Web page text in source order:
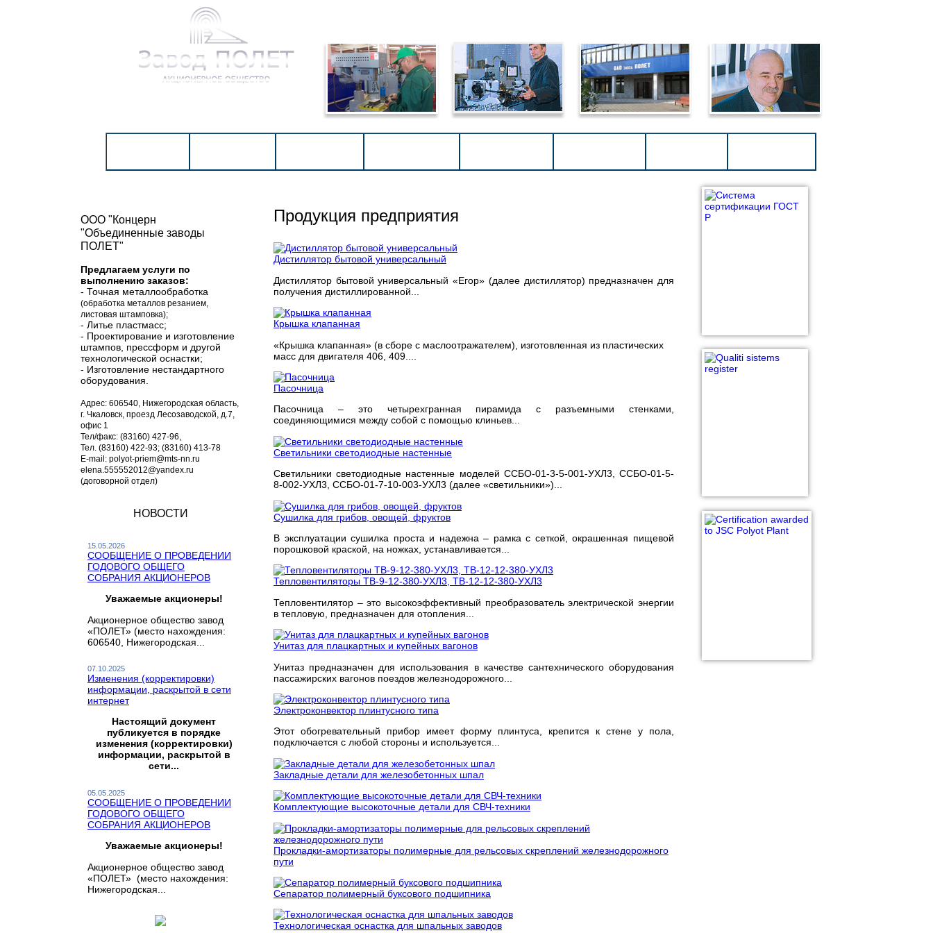
ООО "Концерн
"Объединенные заводы
ПОЛЕТ"
Предлагаем услуги по
выполнению заказов:
- Точная металлообработка
(обработка металлов резанием,
листовая штамповка);
- Литье пластмасс;
- Проектирование и изготовление
штампов, прессформ и другой
технологической оснастки;
- Изготовление нестандартного
оборудования.
Адрес: 606540, Нижегородская область,
г. Чкаловск, проезд Лесозаводской, д.7,
офис 1
Тел/факс: (83160) 427-96,
Тел. (83160) 422-93; (83160) 413-78
E-mail: polyot-priem@mts-nn.ru
elena.555552012@yandex.ru
(договорной отдел)
НОВОСТИ
15.05.2026
СООБЩЕНИЕ О ПРОВЕДЕНИИ
ГОДОВОГО ОБЩЕГО
СОБРАНИЯ АКЦИОНЕРОВ
Уважаемые акционеры!
Акционерное общество завод
«ПОЛЕТ» (место нахождения:
606540, Нижегородская...
07.10.2025
Изменения (корректировки)
информации, раскрытой в сети
интернет
Настоящий документ
публикуется в порядке
изменения (корректировки)
информации, раскрытой в
сети...
05.05.2025
СООБЩЕНИЕ О ПРОВЕДЕНИИ
ГОДОВОГО ОБЩЕГО
СОБРАНИЯ АКЦИОНЕРОВ
Уважаемые акционеры!
Акционерное общество завод
«ПОЛЕТ» (место нахождения:
Нижегородская...
Продукция предприятия
Дистиллятор бытовой универсальный
Дистиллятор бытовой универсальный «Егор» (далее дистиллятор) предназначен для
получения дистиллированной...
Крышка клапанная
«Крышка клапанная» (в сборе с маслоотражателем), изготовленная из пластических
масс для двигателя 406, 409....
Пасочница
Пасочница – это четырехгранная пирамида с разъемными стенками,
соединяющимися между собой с помощью клиньев...
Светильники светодиодные настенные
Светильники светодиодные настенные моделей ССБО-01-3-5-001-УХЛ3, ССБО-01-5-
8-002-УХЛ3, ССБО-01-7-10-003-УХЛ3 (далее «светильники»)...
Сушилка для грибов, овощей, фруктов
В эксплуатации сушилка проста и надежна – рамка с сеткой, окрашенная пищевой
порошковой краской, на ножках, устанавливается...
Тепловентиляторы ТВ-9-12-380-УХЛ3, ТВ-12-12-380-УХЛ3
Тепловентилятор – это высокоэффективный преобразователь электрической энергии
в тепловую, предназначен для отопления...
Унитаз для плацкартных и купейных вагонов
Унитаз предназначен для использования в качестве сантехнического оборудования
пассажирских вагонов поездов железнодорожного...
Электроконвектор плинтусного типа
Этот обогревательный прибор имеет форму плинтуса, крепится к стене у пола,
подключается с любой стороны и используется...
Закладные детали для железобетонных шпал
Комплектующие высокоточные детали для СВЧ-техники
Прокладки-амортизаторы полимерные для рельсовых скреплений железнодорожного
пути
Сепаратор полимерный буксового подшипника
Технологическая оснастка для шпальных заводов